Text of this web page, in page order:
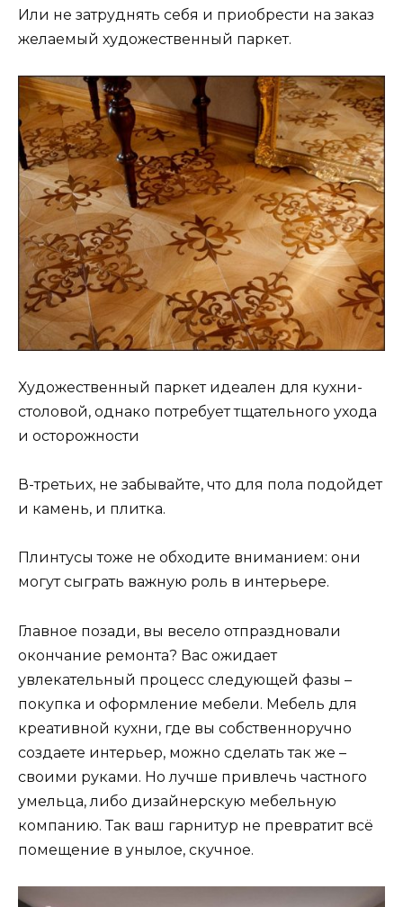
Или не затруднять себя и приобрести на заказ
желаемый художественный паркет.
Художественный паркет идеален для кухни-
столовой, однако потребует тщательного ухода
и осторожности
В-третьих, не забывайте, что для пола подойдет
и камень, и плитка.
Плинтусы тоже не обходите вниманием: они
могут сыграть важную роль в интерьере.
Главное позади, вы весело отпраздновали
окончание ремонта? Вас ожидает
увлекательный процесс следующей фазы –
покупка и оформление мебели. Мебель для
креативной кухни, где вы собственноручно
создаете интерьер, можно сделать так же –
своими руками. Но лучше привлечь частного
умельца, либо дизайнерскую мебельную
компанию. Так ваш гарнитур не превратит всё
помещение в унылое, скучное.